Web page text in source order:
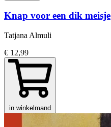
Knap voor een dik meisje
Tatjana Almuli
€ 12,99
in winkelmand